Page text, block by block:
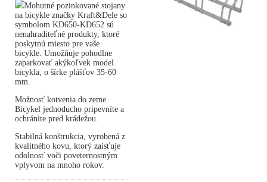
Mohutné pozinkované stojany
na bicykle značky Kraft&Dele so
symbolom KD650-KD652 sú
nenahraditeľné produkty, ktoré
poskytnú miesto pre vaše
bicykle. Umožňuje pohodlne
zaparkovať akýkoľvek model
bicykla, o šírke plášťov 35-60
mm.
Možnosť kotvenia do zeme.
Bicykel jednoducho pripevníte a
ochránite pred krádežou.
Stabilná konštrukcia, vyrobená z
kvalitného kovu, ktorý zaisťuje
odolnosť voči poveternostným
vplyvom na mnoho rokov.